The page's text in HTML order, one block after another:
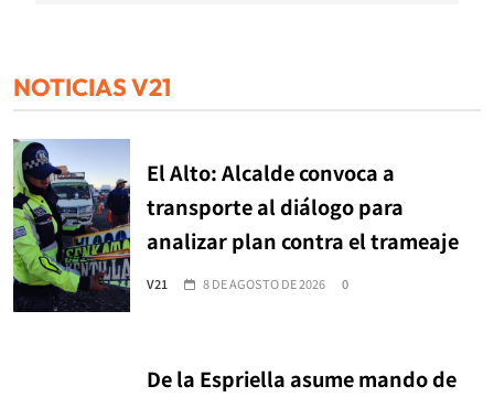
NOTICIAS V21
El Alto: Alcalde convoca a
transporte al diálogo para
analizar plan contra el trameaje
V21 8 DE AGOSTO DE 2026 0
De la Espriella asume mando de